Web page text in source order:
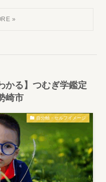
かる】つむぎ学鑑定
崎市
自分軸・セルフイメージ